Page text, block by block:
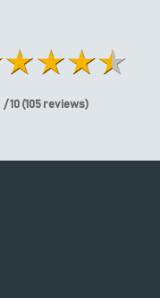
/ 10 (105 reviews)